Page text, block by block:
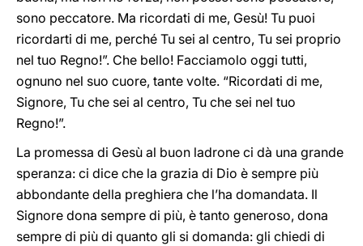
sono peccatore. Ma ricordati di me, Gesù! Tu puoi
ricordarti di me, perché Tu sei al centro, Tu sei proprio
nel tuo Regno!”. Che bello! Facciamolo oggi tutti,
ognuno nel suo cuore, tante volte. “Ricordati di me,
Signore, Tu che sei al centro, Tu che sei nel tuo
Regno!”.
La promessa di Gesù al buon ladrone ci dà una grande
speranza: ci dice che la grazia di Dio è sempre più
abbondante della preghiera che l’ha domandata. Il
Signore dona sempre di più, è tanto generoso, dona
sempre di più di quanto gli si domanda: gli chiedi di